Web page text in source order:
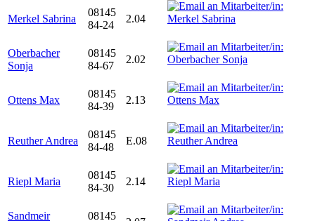
Merkel Sabrina
08145
84-24
2.04
Oberbacher
Sonja
08145
84-67
2.02
Ottens Max
08145
84-39
2.13
Reuther Andrea
08145
84-48
E.08
Riepl Maria
08145
84-30
2.14
Sandmeir
08145